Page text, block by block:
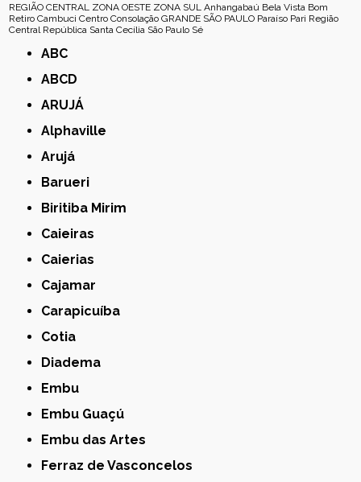
REGIÃO CENTRAL ZONA OESTE ZONA SUL Anhangabaú Bela Vista Bom
Retiro Cambuci Centro Consolação GRANDE SÃO PAULO Paraíso Pari Região
Central República Santa Cecília São Paulo Sé
ABC
ABCD
ARUJÁ
Alphaville
Arujá
Barueri
Biritiba Mirim
Caieiras
Caierias
Cajamar
Carapicuíba
Cotia
Diadema
Embu
Embu Guaçú
Embu das Artes
Ferraz de Vasconcelos